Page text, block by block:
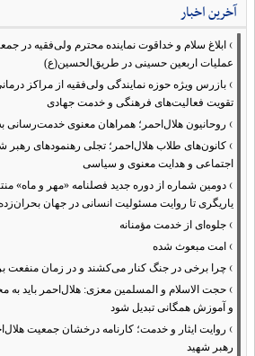
آخرین اخبار
› ابلاغ سلام و خداقوت نماینده محترم ولی‌فقیه در
عملیات اربعین حسینی در طریق‌الحسین(ع)
› بازرس ویژه حوزه نمایندگی ولی‌فقیه از مراکز
تقویت فعالیت‌های فرهنگی و خدمت جهادی
› روحانیون هلال‌احمر؛ همراهان معنوی خدمت‌رسانی
› کانون‌های طلاب هلال‌احمر؛ تجلی رهنمودهای رهبر
اجتماعی و هدایت معنوی و سیاسی
› دومین شماره از دوره جدید فصلنامه «مهر و ماه»
یاریگری تا روایت مسئولیت انسانی در جهان
› جلوه‌ای از خدمت مؤمنانه
› امت مبعوث شده
› چرا برخی در جنگ کنار می‌کشند و در زمان منفعت
› حجت الاسلام و المسلمین معزی: هلال‌احمر باید به
و آموزش همگانی تبدیل شود
› روایت ایثار و خدمت؛ کارنامه درخشان جمعیت
رهبر شهید